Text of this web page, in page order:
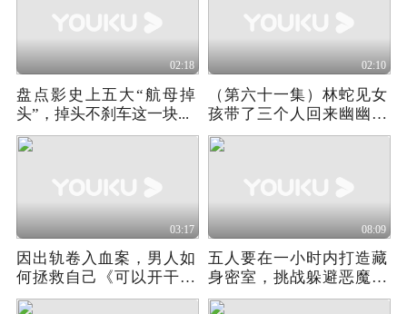
02:18
盘点影史上五大“航母掉
头”，掉头不刹车这一块...
02:10
（第六十一集）林蛇见女
孩带了三个人回来幽幽的
看着她
03:17
因出轨卷入血案，男人如
何拯救自己《可以开干》
02
08:09
五人要在一小时内打造藏
身密室，挑战躲避恶魔猎
人的搜捕